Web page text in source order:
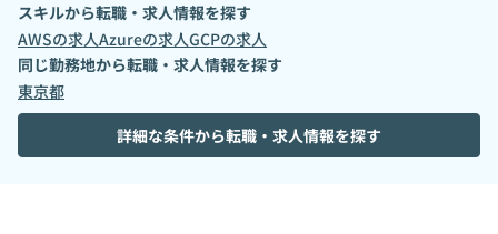
スキルから転職・求人情報を探す
AWSの求人Azureの求人GCPの求人
同じ勤務地から転職・求人情報を探す
東京都
詳細な条件から転職・求人情報を探す